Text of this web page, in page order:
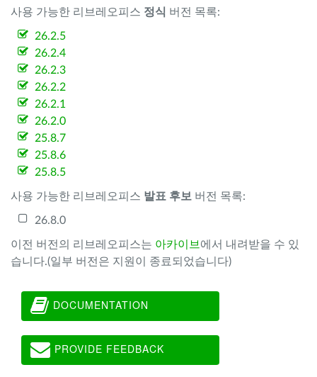
사용 가능한 리브레오피스 정식 버전 목록:
26.2.5
26.2.4
26.2.3
26.2.2
26.2.1
26.2.0
25.8.7
25.8.6
25.8.5
사용 가능한 리브레오피스 발표 후보 버전 목록:
26.8.0
이전 버전의 리브레오피스는 아카이브 에서 내려받을 수 있
습니다.(일부 버전은 지원이 종료되었습니다)
DOCUMENTATION
PROVIDE FEEDBACK